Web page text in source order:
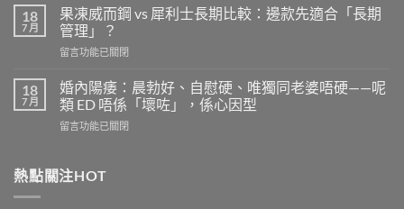
劑
量
是
多
完
整
南：
男
利
勁
有
效
4
個
信
號
評
18
7 月
果凍威而鋼 vs 犀利士長期比較：邊款先適合「長期
管理」？
在
凍
威
而
鋼
利
留言功能已關閉
18
7 月
婚內陽痿：晨勃好、自慰硬、唯獨同老婆唔硬——呢
類 ED 唔係「壞咗」，係心因型
在
陽
痿：
留言功能已關閉
熱點關注HOT